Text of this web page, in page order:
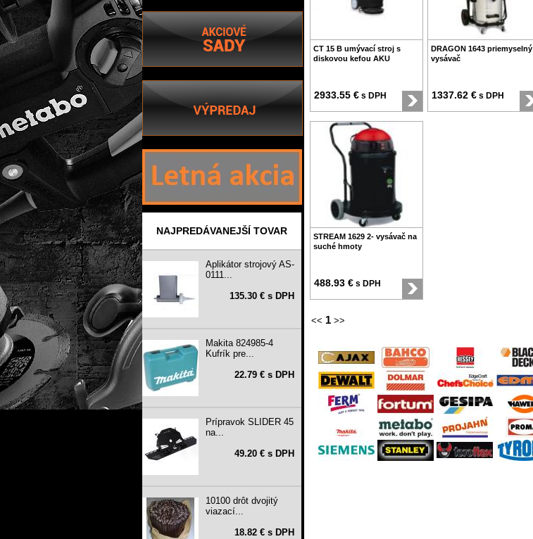
NAJPREDÁVANEJŠÍ TOVAR
Aplikátor strojový AS-
0111...
135.30 € s DPH
Makita 824985-4
Kufrík pre...
22.79 € s DPH
Prípravok SLIDER 45
na...
49.20 € s DPH
10100 drôt dvojitý
viazací...
18.82 € s DPH
CT 15 B umývací stroj s
diskovou kefou AKU
2933.55 € s DPH
DRAGON 1643 priemyselný
vysávač
1337.62 € s DPH
STREAM 1629 2- vysávač na
suché hmoty
488.93 € s DPH
<< 1 >>